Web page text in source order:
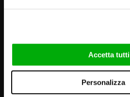
Accetta tutti
Personalizza
VISUELS ET AMBIANCES